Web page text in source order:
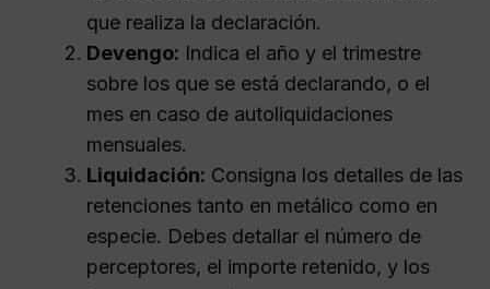
que realiza la declaración.
Devengo: Indica el año y el trimestre
sobre los que se está declarando, o el
mes en caso de autoliquidaciones
mensuales.
Liquidación: Consigna los detalles de las
retenciones tanto en metálico como en
especie. Debes detallar el número de
perceptores, el importe retenido, y los